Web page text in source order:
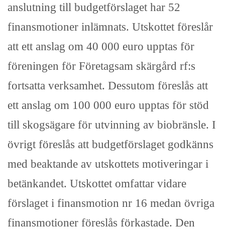
anslutning till budgetförslaget har 52
finansmotioner inlämnats. Utskottet föreslår
att ett anslag om 40 000 euro upptas för
föreningen för Företagsam skärgård rf:s
fortsatta verksamhet. Dessutom föreslås att
ett anslag om 100 000 euro upptas för stöd
till skogsägare för utvinning av biobränsle. I
övrigt föreslås att budgetförslaget godkänns
med beaktande av utskottets motiveringar i
betänkandet. Utskottet omfattar vidare
förslaget i finansmotion nr 16 medan övriga
finansmotioner föreslås förkastade. Den